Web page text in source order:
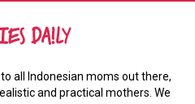
all Indonesian moms out there,
and practical mothers. We